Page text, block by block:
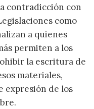
contradicción con
como
a quienes
permiten a los
la escritura de
materiales,
expresión de los